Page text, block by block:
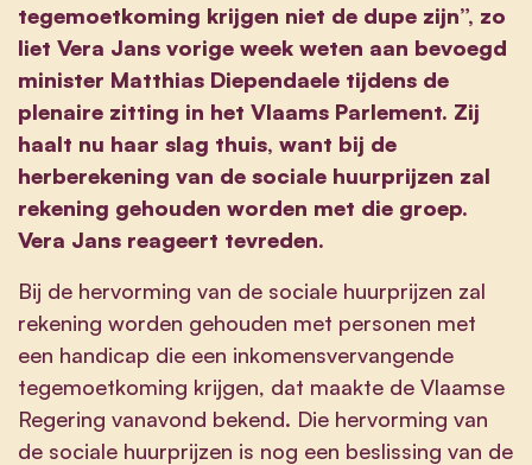
tegemoetkoming krijgen niet de dupe zijn”, zo
liet Vera Jans vorige week weten aan bevoegd
minister Matthias Diependaele tijdens de
plenaire zitting in het Vlaams Parlement. Zij
haalt nu haar slag thuis, want bij de
herberekening van de sociale huurprijzen zal
rekening gehouden worden met die groep.
Vera Jans reageert tevreden.
Bij de hervorming van de sociale huurprijzen zal
rekening worden gehouden met personen met
een handicap die een inkomensvervangende
tegemoetkoming krijgen, dat maakte de Vlaamse
Regering vanavond bekend. Die hervorming van
de sociale huurprijzen is nog een beslissing van de